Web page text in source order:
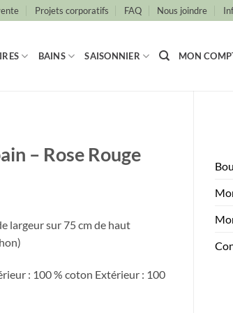
Projets corporatifs FAQ Nous joindre
BAINS SAISONNIER MON
– Rose Rouge
largeur sur 75 cm de haut
: 100 % coton Extérieur : 100